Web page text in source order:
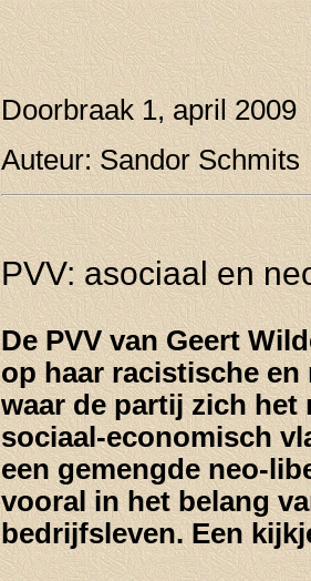
Doorbraak 1, april 2009
Auteur: Sandor Schmits
PVV: asociaal en
De PVV van Geert
op haar racistische
waar de partij zich het
sociaal-economisch
een gemengde neo-
vooral in het belang
bedrijfsleven. Een